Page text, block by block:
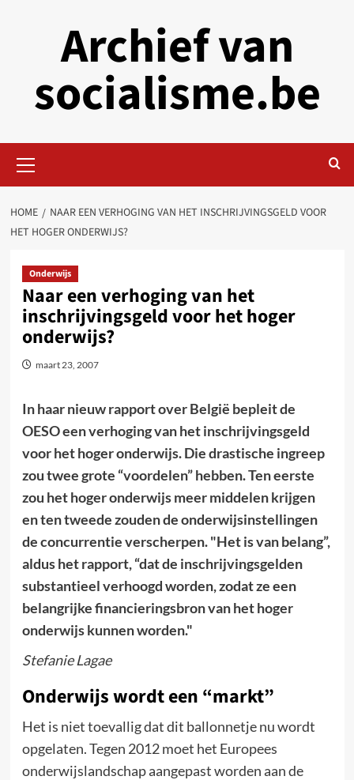
Archief van
socialisme.be
Menu
HOME
NAAR EEN VERHOGING VAN HET INSCHRIJVINGSGELD VOOR
HET HOGER ONDERWIJS?
Onderwijs
Naar een verhoging van het
inschrijvingsgeld voor het hoger
onderwijs?
maart 23, 2007
In haar nieuw rapport over België bepleit de
OESO een verhoging van het inschrijvingsgeld
voor het hoger onderwijs. Die drastische ingreep
zou twee grote “voordelen” hebben. Ten eerste
zou het hoger onderwijs meer middelen krijgen
en ten tweede zouden de onderwijsinstellingen
de concurrentie verscherpen. "Het is van belang”,
aldus het rapport, “dat de inschrijvingsgelden
substantieel verhoogd worden, zodat ze een
belangrijke financieringsbron van het hoger
onderwijs kunnen worden."
Stefanie Lagae
Onderwijs wordt een “markt”
Het is niet toevallig dat dit ballonnetje nu wordt
opgelaten. Tegen 2012 moet het Europees
onderwijslandschap aangepast worden aan de